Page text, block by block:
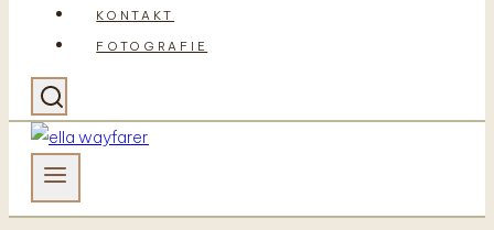
KONTAKT
FOTOGRAFIE